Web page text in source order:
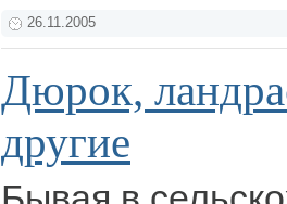
26.11.2005
Дюрок,
другие